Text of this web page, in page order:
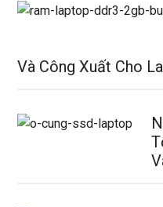
Và Công Xuất Cho